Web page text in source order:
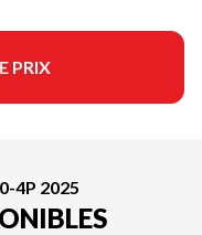
PRIX
4P 2025